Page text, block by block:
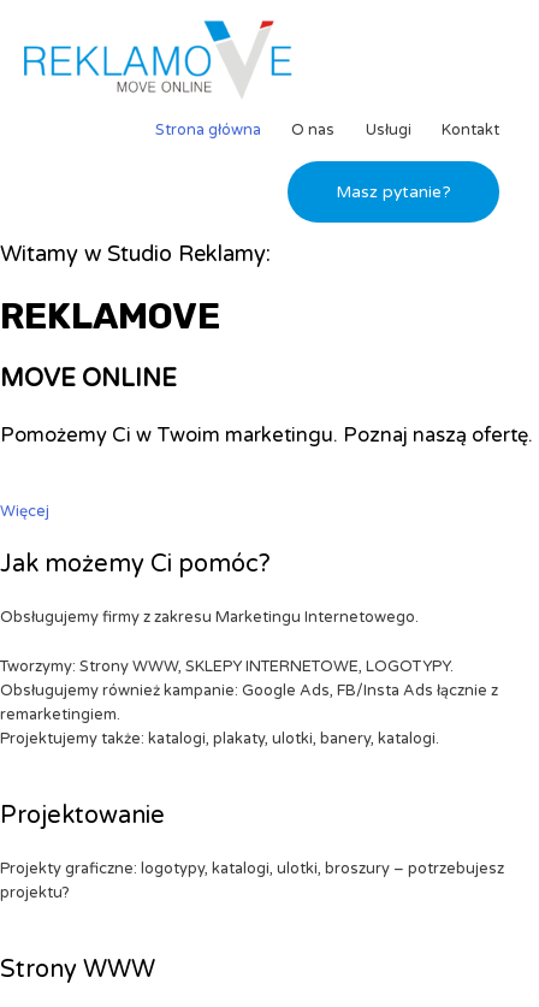
Strona główna O nas Usługi Kontakt
Masz pytanie?
Witamy w Studio Reklamy:
REKLAMOVE
MOVE ONLINE
Pomożemy Ci w Twoim marketingu. Poznaj naszą ofertę.
Więcej
Jak możemy Ci pomóc?
Obsługujemy firmy z zakresu Marketingu Internetowego.
Tworzymy: Strony WWW, SKLEPY INTERNETOWE, LOGOTYPY.
Obsługujemy również kampanie: Google Ads, FB/Insta Ads łącznie z
remarketingiem.
Projektujemy także: katalogi, plakaty, ulotki, banery, katalogi.
Projektowanie
Projekty graficzne: logotypy, katalogi, ulotki, broszury – potrzebujesz
projektu?
Strony WWW